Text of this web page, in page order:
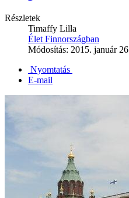
Részletek
Timaffy Lilla
Élet Finnországban
Módosítás: 2015. január 26
Nyomtatás
E-mail